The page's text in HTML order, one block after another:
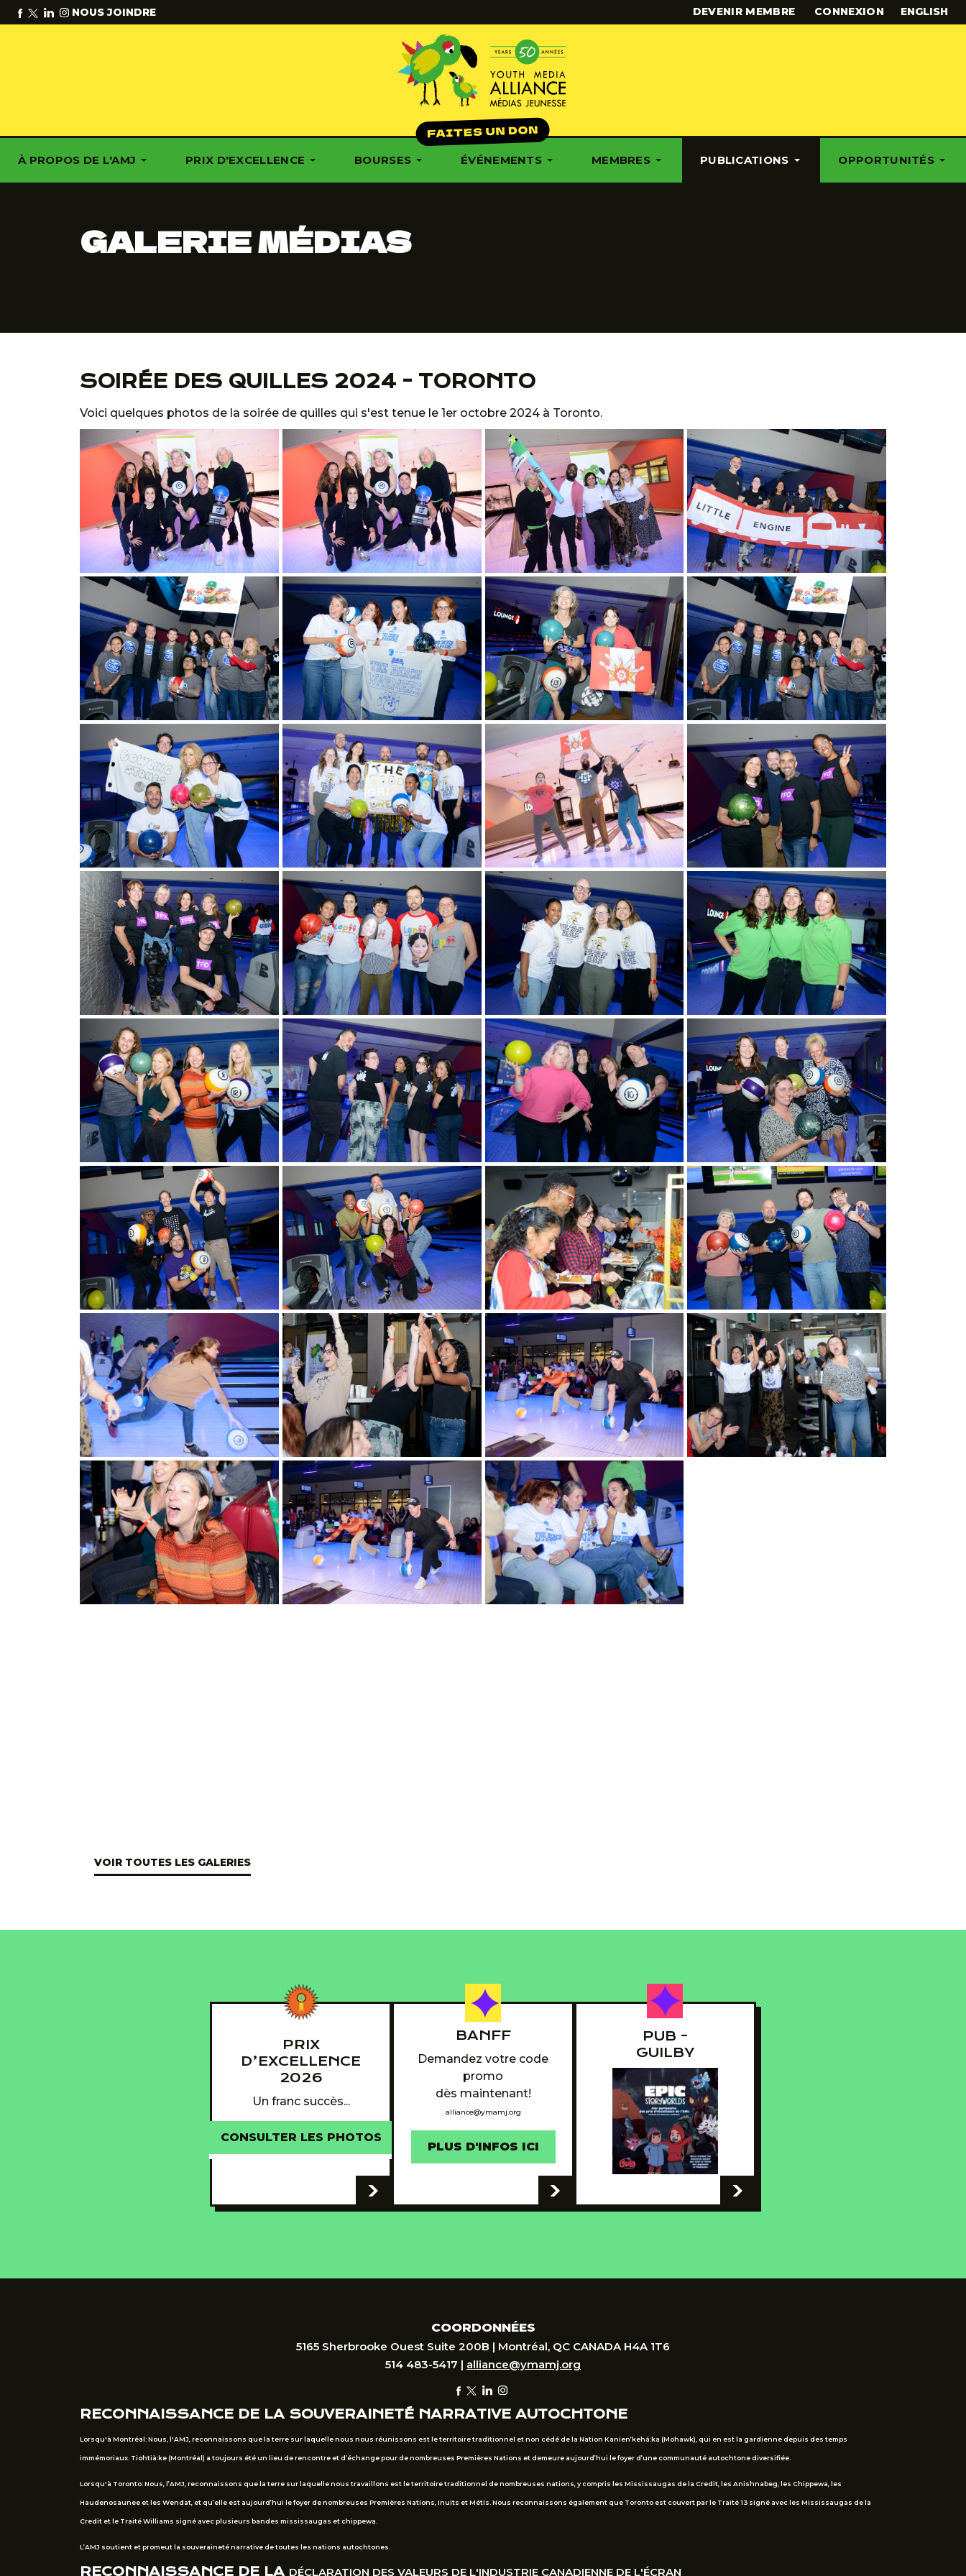
NOUS JOINDRE DEVENIR MEMBRE CONNEXION ENGLISH
À PROPOS DE L'AMJ PRIX D'EXCELLENCE BOURSES ÉVÉNEMENTS MEMBRES PUBLICATIONS OPPORTUNITÉS
GALERIE MÉDIAS
SOIRÉE DES QUILLES 2024 - TORONTO
Voici quelques photos de la soirée de quilles qui s'est tenue le 1er octobre 2024 à Toronto.
VOIR TOUTES LES GALERIES
PRIX
D’EXCELLENCE
2026
Un franc succès...
CONSULTER LES PHOTOS
-
BANFF
Demandez votre code
promo
dès maintenant!
alliance@ymamj.org
PLUS D'INFOS ICI
-
PUB -
GUILBY
-
COORDONNÉES
5165 Sherbrooke Ouest Suite 200B | Montréal, QC CANADA H4A 1T6
514 483-5417 | alliance@ymamj.org
RECONNAISSANCE DE LA SOUVERAINETÉ NARRATIVE AUTOCHTONE
Lorsqu'à Montréal: Nous, l'AMJ, reconnaissons que la terre sur laquelle nous nous réunissons est le territoire traditionnel et non cédé de la Nation Kanien’kehá:ka (Mohawk), qui en est la gardienne depuis des temps
immémoriaux. Tiohtià:ke (Montréal) a toujours été un lieu de rencontre et d’échange pour de nombreuses Premières Nations et demeure aujourd’hui le foyer d’une communauté autochtone diversifiée.
Lorsqu'à Toronto: Nous, l’AMJ, reconnaissons que la terre sur laquelle nous travaillons est le territoire traditionnel de nombreuses nations, y compris les Mississaugas de la Credit, les Anishnabeg, les Chippewa, les
Haudenosaunee et les Wendat, et qu’elle est aujourd’hui le foyer de nombreuses Premières Nations, Inuits et Métis. Nous reconnaissons également que Toronto est couvert par le Traité 13 signé avec les Mississaugas de la
Credit et le Traité Williams signé avec plusieurs bandes mississaugas et chippewa.
L’AMJ soutient et promeut la souveraineté narrative de toutes les nations autochtones.
RECONNAISSANCE DE LA DÉCLARATION DES VALEURS DE L'INDUSTRIE CANADIENNE DE L'ÉCRAN